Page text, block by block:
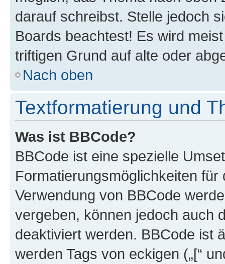
darauf schreibst. Stelle jedoch
Boards beachtest! Es wird
triftigen Grund auf alte oder
Nach oben
Textformatierung und
Was ist BBCode?
BBCode ist eine spezielle
Formatierungsmöglichkeiten
Verwendung von BBCode
vergeben, können jedoch auch
deaktiviert werden. BBCode ist
werden Tags von eckigen („[“